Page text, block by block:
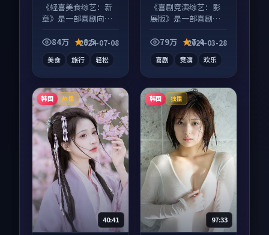
《轻喜美食综艺：新
章》是一部喜剧向综
行，细节值得二刷回
84万 8.5
2024-07-08
美食 旅行 轻松
《喜剧竞演综艺：影
展版》是一部喜剧向
并行，细节值得二刷
79万 7.4
2024-03-28
喜剧 竞演 欢乐
韩国 热播
40:41
韩国 独播
97:33